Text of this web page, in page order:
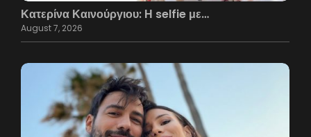
Κατερίνα Καινούργιου: Η selfie με…
August 7, 2026